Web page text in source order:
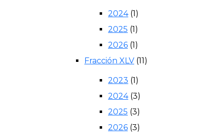
2024(1)
2025 (1)
2026 (1)
Fracción XLV (11)
2023 (1)
2024(3)
2025 (3)
2026 (3)